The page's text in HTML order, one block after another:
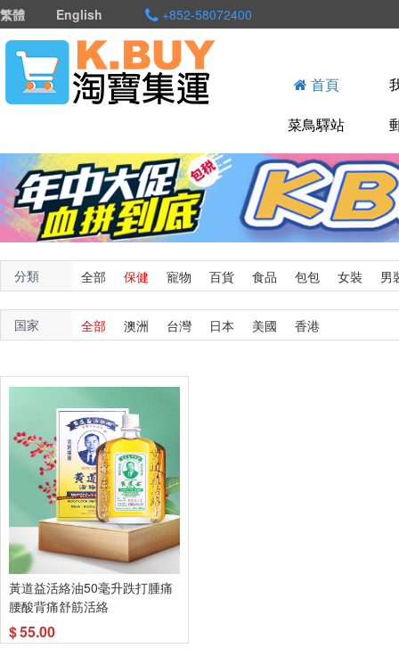
繁體 English +852-58072400
首頁
菜鳥驛站
分類 全部 保健 寵物 百貨 食品 包包 女裝 男
国家 全部 澳洲 台灣 日本 美國 香港
黃道益活絡油50毫升跌打腫痛
腰酸背痛舒筋活絡
$55.00